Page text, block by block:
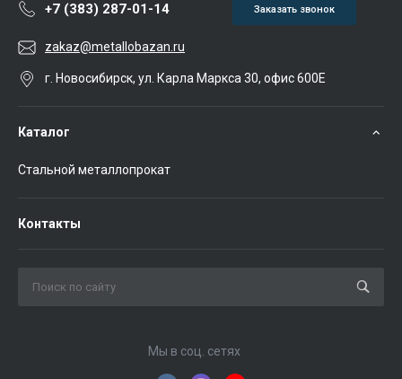
+7 (383) 287-01-14 Заказать звонок
zakaz@metallobazan.ru
г. Новосибирск, ул. Карла Маркса 30, офис 600Е
Каталог
Стальной металлопрокат
Контакты
Мы в соц. сетях